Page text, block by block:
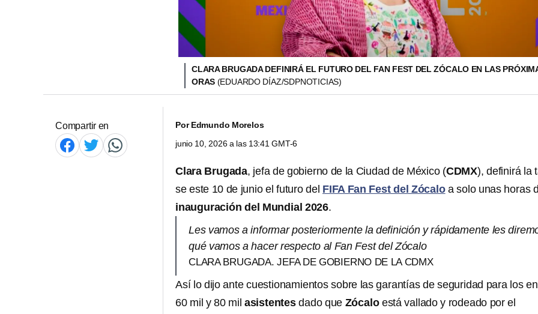
CLARA BRUGADA DEFINIRÁ EL FUTURO DEL FAN FEST DEL ZÓCALO EN LAS
ORAS (EDUARDO DÍAZ/SDPNOTICIAS)
Compartir en PorEdmundo Morelos
junio 10, 2026 a las 13:41 GMT-6
Clara Brugada, jefa de gobierno de la Ciudad de México (CDMX), definirá la
se este 10 de junio el futuro del FIFA Fan Fest del Zócaloa solo unas horas
inauguración del Mundial 2026.
Les vamos a informar posteriormente la definición y rápidamente les
qué vamos a hacer respecto al Fan Fest del Zócalo
CLARA BRUGADA. JEFA DE GOBIERNO DE LA CDMX
Así lo dijo ante cuestionamientos sobre las garantías de seguridad para los
60 mil y 80 mil asistentesdado que Zócaloestá vallado y rodeado por el